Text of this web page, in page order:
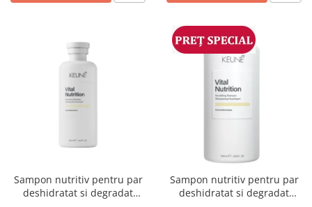
Sampon nutritiv pentru par
deshidratat si degradat
Sampon nutritiv pentru par
deshidratat si degradat